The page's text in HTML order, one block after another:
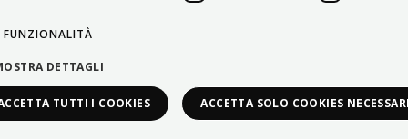
FUNZIONALITÀ
DETTAGLI
TUTTI I COOKIES ACCETTA SOLO COOKIES